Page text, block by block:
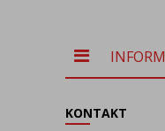
KONTAKT